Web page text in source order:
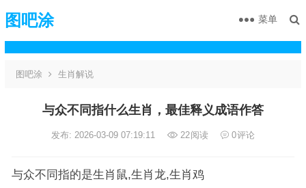
图吧涂 菜单
图吧涂 生肖解说
与众不同指什么生肖，最佳释义成语作答
发布: 2026-03-09 07:19:11 22阅读 0评论
与众不同指的是生肖鼠,生肖龙,生肖鸡